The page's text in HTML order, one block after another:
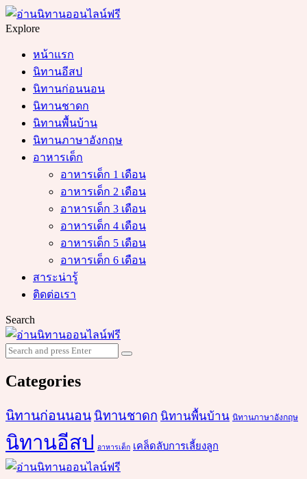
Menu
Search
Explore
หน้าแรก
นิทานอีสป
นิทานก่อนนอน
นิทานชาดก
นิทานพื้นบ้าน
นิทานภาษาอังกฤษ
อาหารเด็ก
อาหารเด็ก 1 เดือน
อาหารเด็ก 2 เดือน
อาหารเด็ก 3 เดือน
อาหารเด็ก 4 เดือน
อาหารเด็ก 5 เดือน
อาหารเด็ก 6 เดือน
สาระน่ารู้
ติดต่อเรา
Search
Search
for:
Search
Categories
นิทานก่อนนอน นิทานชาดก นิทานพื้นบ้าน นิทานภาษาอังกฤษ
นิทานอีสป อาหารเด็ก เคล็ดลับการเลี้ยงลูก